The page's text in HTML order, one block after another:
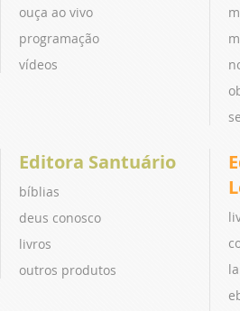
ouça ao vivo
programação
vídeos
Editora Santuário
bíblias
deus conosco
livros
outros produtos